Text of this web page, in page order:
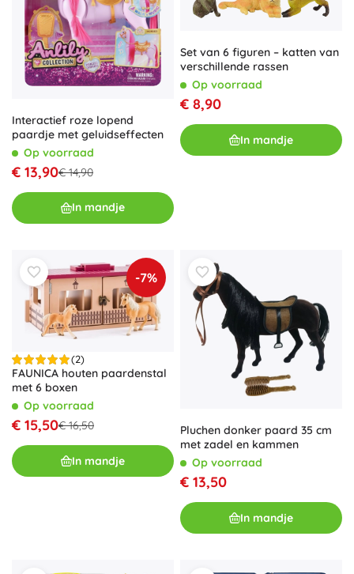
Interactief roze lopend
paardje met geluidseffecten
Op voorraad
€ 13,90€ 14,90
In mandje
Set van 6 figuren – katten van
verschillende rassen
Op voorraad
€ 8,90
In mandje
-7%
(2)
FAUNICA houten paardenstal
met 6 boxen
Op voorraad
€ 15,50€ 16,50
In mandje
Pluchen donker paard 35 cm
met zadel en kammen
Op voorraad
€ 13,50
In mandje